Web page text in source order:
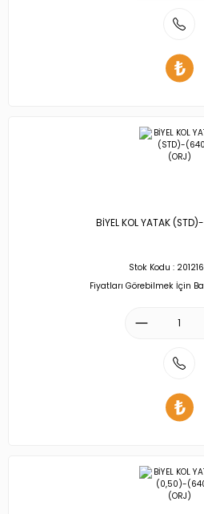
BİYEL KOL YATAK
Stok Kodu :
Fiyatları Görebilmek İçin